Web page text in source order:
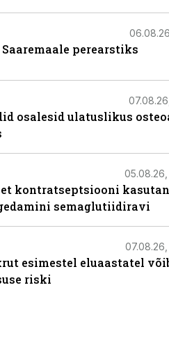
perearstiks
osalesid ulatuslikus
kontratseptsiooni
semaglutiidiravi
esimestel eluaastatel
riski